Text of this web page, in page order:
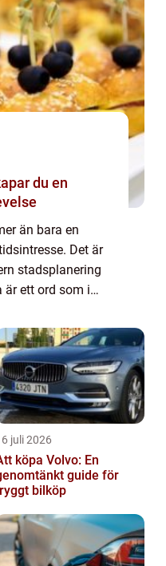
än bara en
Det är
stadsplanering
är ett ord som i
juli 2026
köpa Volvo: En
guide för
bilköp